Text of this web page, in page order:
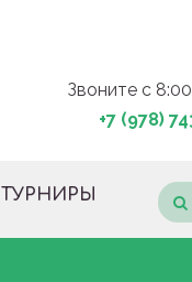
Звоните с
+7 (978)
ТУРНИРЫ